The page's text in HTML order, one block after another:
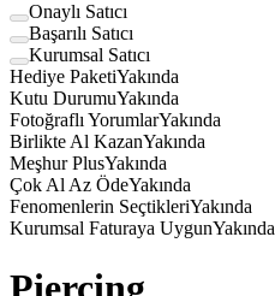
Onaylı Satıcı
Başarılı Satıcı
Kurumsal Satıcı
Hediye PaketiYakında
Kutu DurumuYakında
Fotoğraflı YorumlarYakında
Birlikte Al KazanYakında
Meşhur PlusYakında
Çok Al Az ÖdeYakında
Fenomenlerin SeçtikleriYakında
Kurumsal Faturaya UygunYakında
Piercing